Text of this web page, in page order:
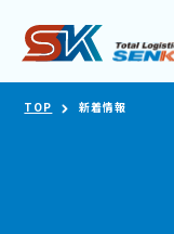
TOP 新着情報